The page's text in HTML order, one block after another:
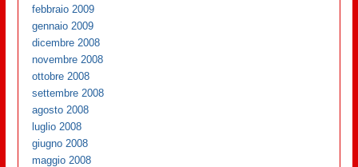
febbraio 2009
gennaio 2009
dicembre 2008
novembre 2008
ottobre 2008
settembre 2008
agosto 2008
luglio 2008
giugno 2008
maggio 2008